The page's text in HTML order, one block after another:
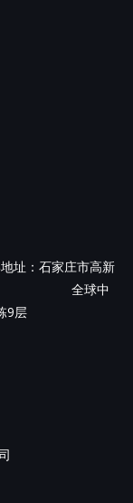
： 石家庄市高新
基地 全球中
9层